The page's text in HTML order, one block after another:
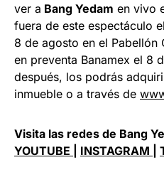
ver a Bang Yedam en vivo
fuera de este espectáculo
8 de agosto en el Pabellón
en preventa Banamex el 8
después, los podrás
inmueble o a través de
Visita las redes de Bang
YOUTUBE
INSTAGRAM